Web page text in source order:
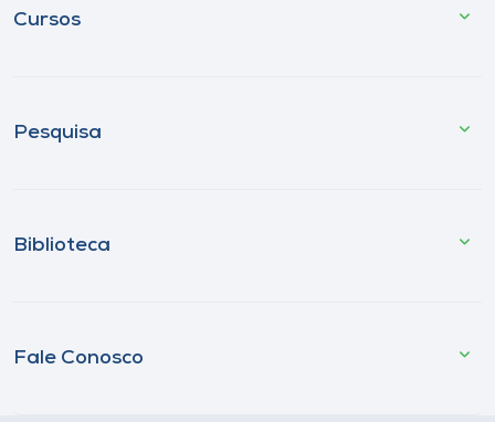
Cursos
Pesquisa
Biblioteca
Fale Conosco